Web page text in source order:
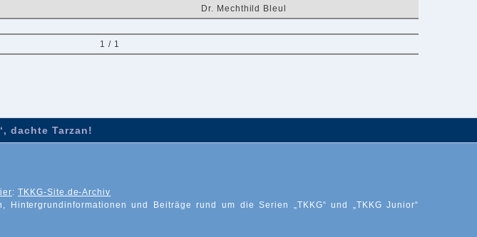
Dr. Mechthild Bleul
1 / 1
dachte Tarzan!
: TKKG-Site.de-Archiv
und Beiträge rund um die Serien „TKKG“ und „TKKG Junior“